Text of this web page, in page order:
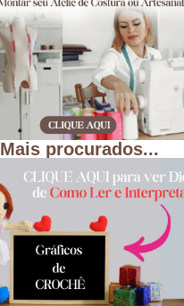
Mais procurados...